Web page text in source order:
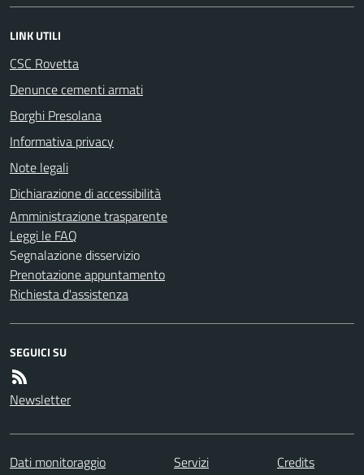
LINK UTILI
CSC Rovetta
Denunce cementi armati
Borghi Presolana
Informativa privacy
Note legali
Dichiarazione di accessibilità
Amministrazione trasparente
Leggi le FAQ
Segnalazione disservizio
Prenotazione appuntamento
Richiesta d'assistenza
SEGUICI SU
Newsletter
Dati monitoraggio Servizi
Credits